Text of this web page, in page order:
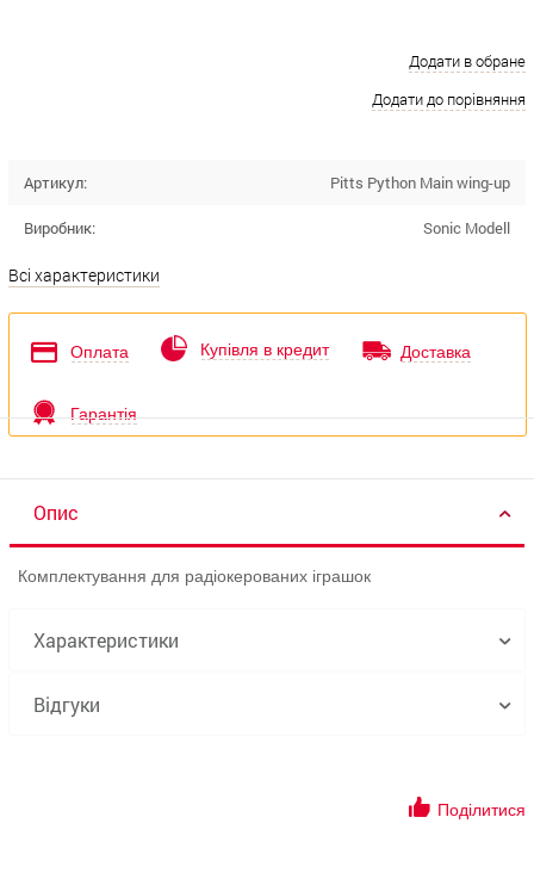
Додати в обране
Додати до порівняння
Артикул: Pitts Python Main wing-up
Виробник: Sonic Modell
Всі характеристики
Оплата Купівля в кредит Доставка
Гарантія
Опис
Комплектування для радіокерованих іграшок
Характеристики
Відгуки
Поділитися